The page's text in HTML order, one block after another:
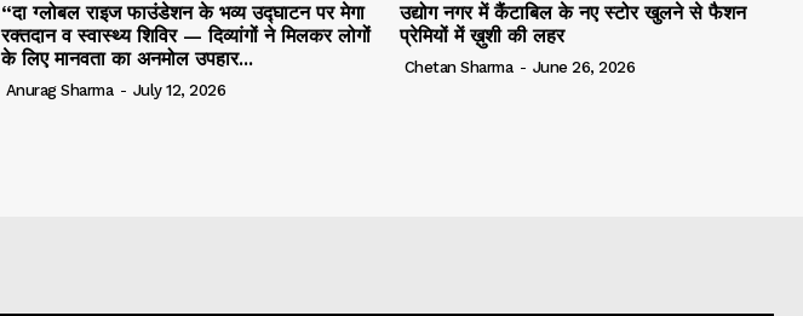
“दा ग्लोबल राइज फाउंडेशन के भव्य उद्घाटन पर मेगा
रक्तदान व स्वास्थ्य शिविर — दिव्यांगों ने मिलकर लोगों
के लिए मानवता का अनमोल उपहार...
Anurag Sharma - July 12, 2026
उद्योग नगर में कैंटाबिल के नए स्टोर खुलने से फैशन
प्रेमियों में ख़ुशी की लहर
Chetan Sharma - June 26, 2026